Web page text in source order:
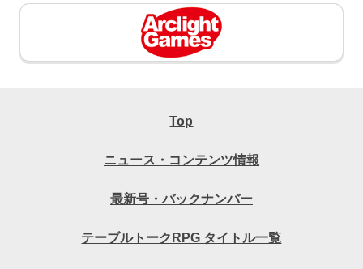
Top
ニュース・コンテンツ情報
最新号・バックナンバー
テーブルトークRPG タイトル一覧